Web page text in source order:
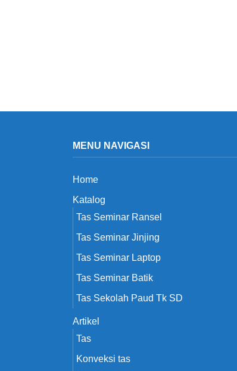
MENU NAVIGASI
Home
Katalog
Tas Seminar Ransel
Tas Seminar Jinjing
Tas Seminar Laptop
Tas Seminar Batik
Tas Sekolah Paud Tk SD
Artikel
Tas
Konveksi tas